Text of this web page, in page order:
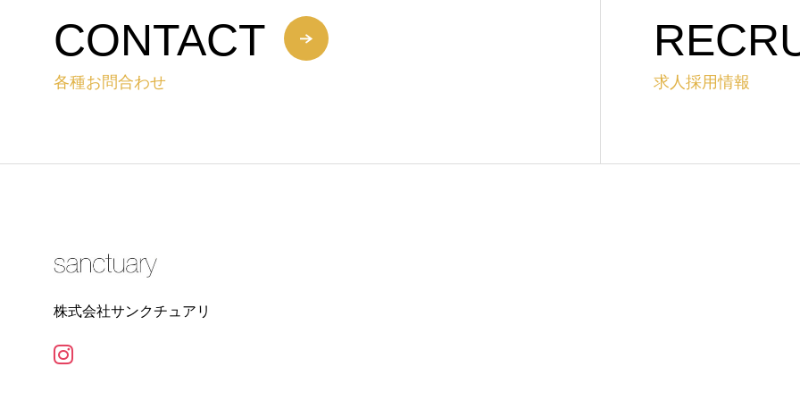
CONTACT
各種お問合わせ 求人採用情報
株式会社サンクチュアリ